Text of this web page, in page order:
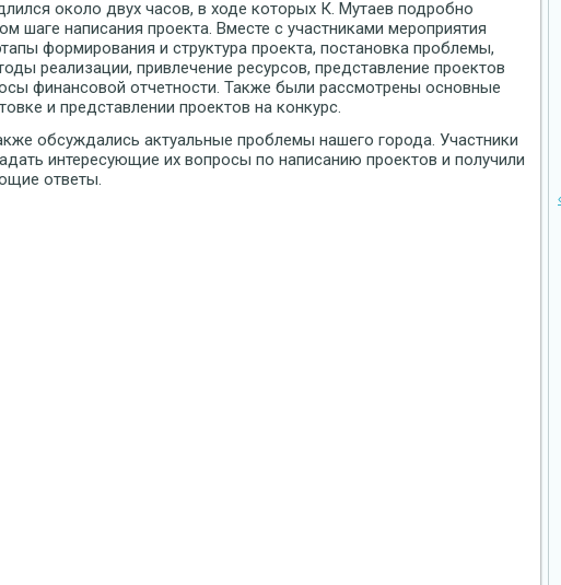
около двух часов, в ходе которых К. Мутаев подробно
шаге написания проекта. Вместе с участниками мероприятия
формирования и структура проекта, постановка проблемы,
реализации, привлечение ресурсов, представление проектов
финансовой отчетности. Также были рассмотрены основные
и представлении проектов на конкурс.
обсуждались актуальные проблемы нашего города. Участники
интересующие их вопросы по написанию проектов и получили
ответы.